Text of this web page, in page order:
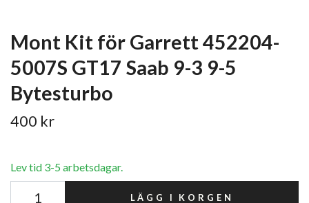
Mont Kit för Garrett 452204-
5007S GT17 Saab 9-3 9-5
Bytesturbo
400 kr
Lev tid 3-5 arbetsdagar.
LÄGG I KORGEN